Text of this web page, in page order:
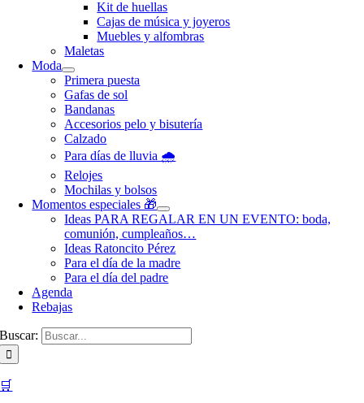
Kit de huellas
Cajas de música y joyeros
Muebles y alfombras
Maletas
Moda
Primera puesta
Gafas de sol
Bandanas
Accesorios pelo y bisutería
Calzado
Para días de lluvia 🌧️
Relojes
Mochilas y bolsos
Momentos especiales 🎁
Ideas PARA REGALAR EN UN EVENTO: boda,
comunión, cumpleaños…
Ideas Ratoncito Pérez
Para el día de la madre
Para el día del padre
Agenda
Rebajas
Buscar:
🛒